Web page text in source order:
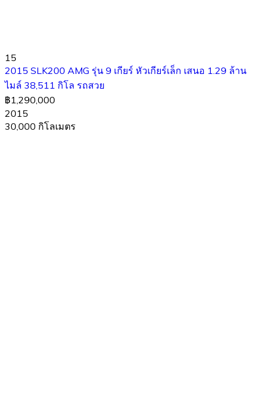
15
2015 SLK200 AMG รุ่น 9 เกียร์ หัวเกียร์เล็ก เสนอ 1.29 ล้าน
ไมล์ 38,511 กิโล รถสวย
฿1,290,000
2015
30,000 กิโลเมตร